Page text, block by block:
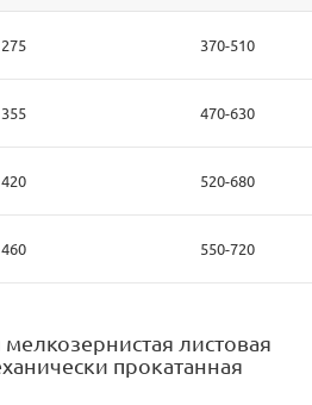
275 370-510
355 470-630
420 520-680
460 550-720
листовая
прокатанная